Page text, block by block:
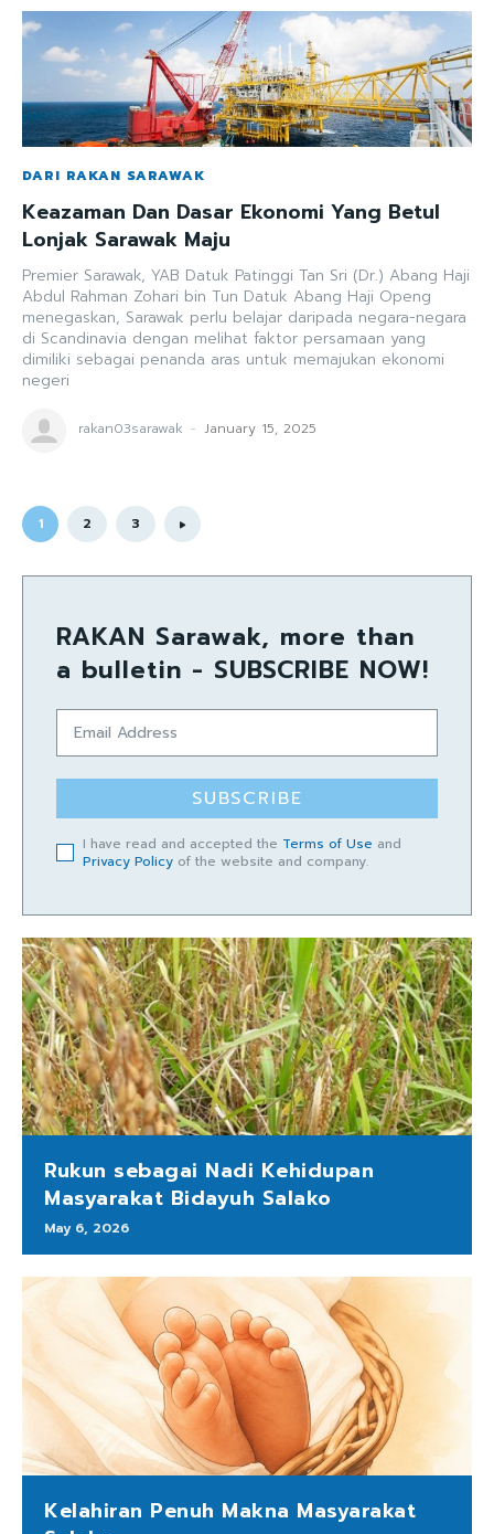
DARI RAKAN SARAWAK
Keazaman Dan Dasar Ekonomi Yang Betul
Lonjak Sarawak Maju
Premier Sarawak, YAB Datuk Patinggi Tan Sri (Dr.) Abang Haji
Abdul Rahman Zohari bin Tun Datuk Abang Haji Openg
menegaskan, Sarawak perlu belajar daripada negara-negara
di Scandinavia dengan melihat faktor persamaan yang
dimiliki sebagai penanda aras untuk memajukan ekonomi
negeri
rakan03sarawak - January 15, 2025
1 2 3
RAKAN Sarawak, more than
a bulletin - SUBSCRIBE NOW!
SUBSCRIBE
I have read and accepted the Terms of Use and
Privacy Policy of the website and company.
Rukun sebagai Nadi Kehidupan
Masyarakat Bidayuh Salako
May 6, 2026
Kelahiran Penuh Makna Masyarakat